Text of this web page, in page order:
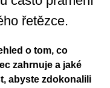
řetězce.
o tom, co
zahrnuje a jaké
abyste zdokonalili